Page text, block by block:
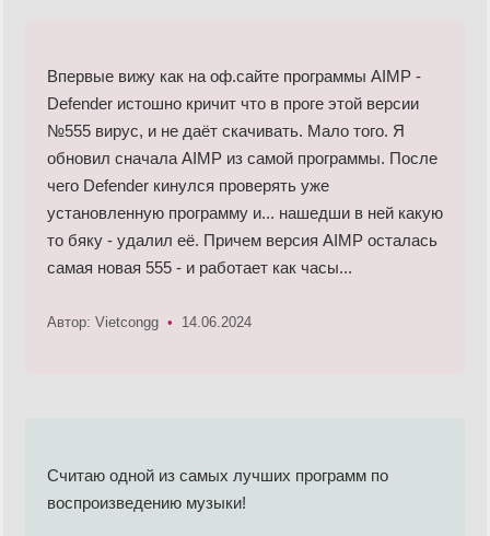
Впервые вижу как на оф.сайте программы AIMP -
Defender истошно кричит что в проге этой версии
№555 вирус, и не даёт скачивать. Мало того. Я
обновил сначала AIMP из самой программы. После
чего Defender кинулся проверять уже
установленную программу и... нашедши в ней какую
то бяку - удалил её. Причем версия AIMP осталась
самая новая 555 - и работает как часы...
Автор: Vietcongg • 14.06.2024
Считаю одной из самых лучших программ по
воспроизведению музыки!